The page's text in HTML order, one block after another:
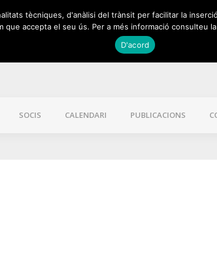
SOCIS CALENDARI PUBLICACIONS
tècniques, d'anàlisi del trànsit per facilitar la
que accepta el seu ús. Per a més informació consulteu
D'acord